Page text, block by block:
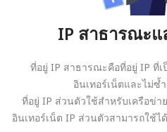
IP สาธารณะ
ที่อยู่ IP สาธารณะคือที่อยู่ IP ที่
อินเทอร์เน็ตและไม่ซ้
ที่อยู่ IP ส่วนตัวใช้สำหรับเครือข่า
อินเทอร์เน็ต IP ส่วนตัวสามารถใช้ไ